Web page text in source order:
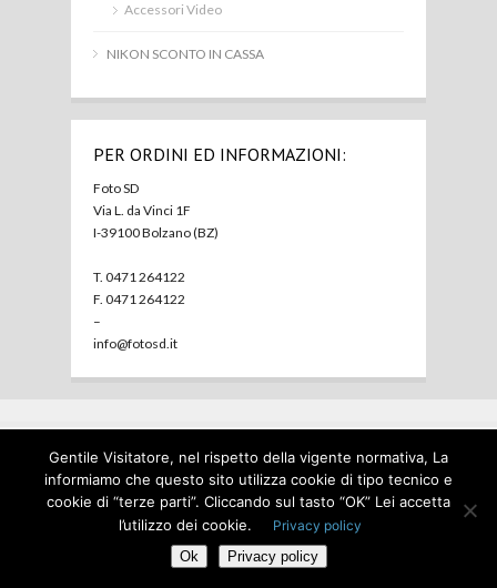
Accessori Video
NIKON SCONTO IN CASSA
PER ORDINI ED INFORMAZIONI:
Foto SD
Via L. da Vinci 1F
I-39100 Bolzano (BZ)
T. 0471 264122
F. 0471 264122
–
info@fotosd.it
Home Foto SD Prodotti Usato Contatti
Privacy
policy
© Foto SD 2023 P.I. 00127910214
Gentile Visitatore, nel rispetto della vigente normativa, La
informiamo che questo sito utilizza cookie di tipo tecnico e
cookie di “terze parti”. Cliccando sul tasto “OK” Lei accetta
l’utilizzo dei cookie.
Privacy policy
Ok
Privacy policy